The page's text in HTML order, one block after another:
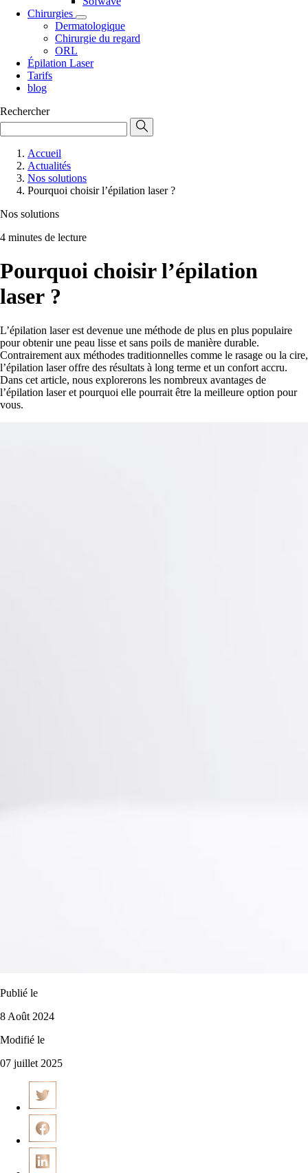
Chirurgies
Dermatologique
Chirurgie du regard
ORL
Épilation Laser
Tarifs
blog
Rechercher
Accueil
Actualités
Nos solutions
Pourquoi choisir l’épilation laser ?
Nos solutions
4 minutes de lecture
Pourquoi choisir l’épilation
laser ?
L’épilation laser est devenue une méthode de plus en plus populaire
pour obtenir une peau lisse et sans poils de manière durable.
Contrairement aux méthodes traditionnelles comme le rasage ou la cire,
l’épilation laser offre des résultats à long terme et un confort accru.
Dans cet article, nous explorerons les nombreux avantages de
l’épilation laser et pourquoi elle pourrait être la meilleure option pour
vous.
Publié le
8 Août 2024
Modifié le
07 juillet 2025